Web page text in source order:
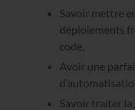
Savoir mettre
déploiements
code,
Avoir une
Savoir traiter la